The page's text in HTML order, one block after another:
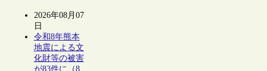
2026年08月07
日
令和8年熊本
地震による文
化財等の被害
が83件に（8